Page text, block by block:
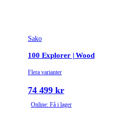
Sako
100 Explorer | Wood
Flera varianter
74 499 kr
Online: Få i lager